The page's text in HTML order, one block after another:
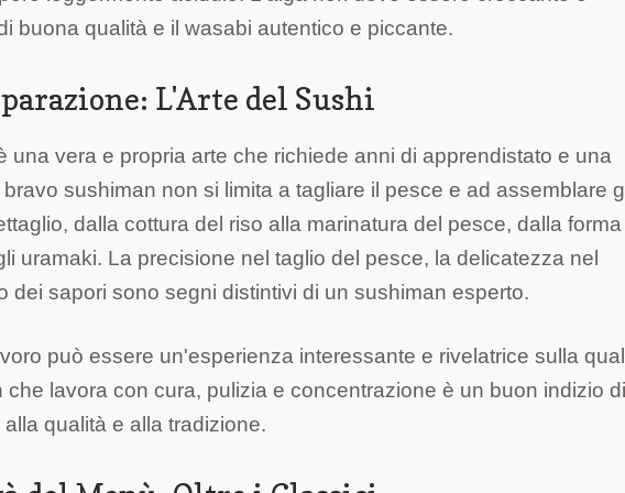
buona qualità e il wasabi autentico e piccante.
L'Arte del Sushi
una vera e propria arte che richiede anni di apprendistato e una
sushiman non si limita a tagliare il pesce e ad assemblare
dalla cottura del riso alla marinatura del pesce, dalla
uramaki. La precisione nel taglio del pesce, la delicatezza nel
dei sapori sono segni distintivi di un sushiman esperto.
può essere un'esperienza interessante e rivelatrice sulla
lavora con cura, pulizia e concentrazione è un buon indizio
qualità e alla tradizione.